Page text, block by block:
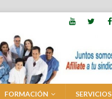
FORMACIÓN SERVICIOS